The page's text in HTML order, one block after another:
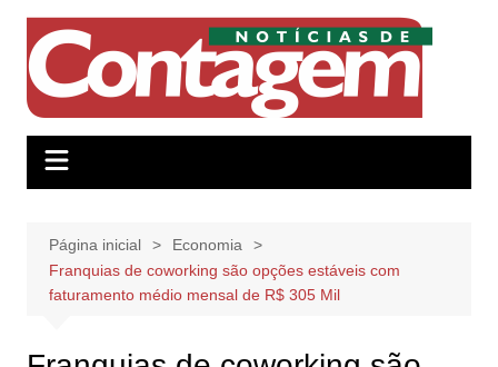
conteúdo
Página inicial
Economia
Franquias de coworking são opções estáveis com
faturamento médio mensal de R$ 305 Mil